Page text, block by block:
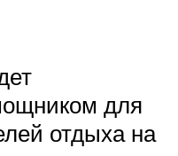
для
отдыха на